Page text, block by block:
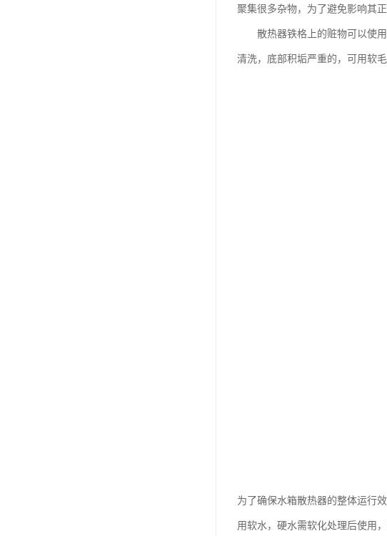
聚集很多杂物，为了避免影响其
散热器铁格上的赃物可以使用
清洗，底部积垢严重的，可用软
为了确保水箱散热器的整体运行
用软水，硬水需软化处理后使用